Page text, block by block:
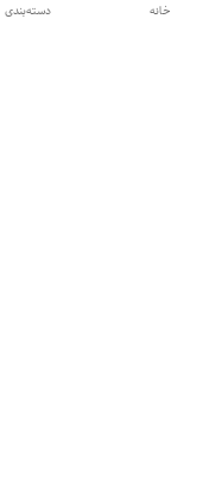
دسته‌بندی خانه